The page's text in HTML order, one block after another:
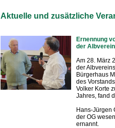
Aktuelle und zusätzliche
Ernennung
der
Am 28. März
der
Bürgerhaus
des
Volker Korte
Jahres, fand
Hans-Jürgen
der OG
ernannt.